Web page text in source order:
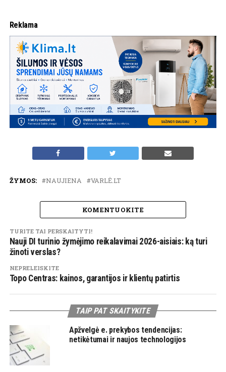
Reklama
ŽYMOS: NAUJIENA VARLĖ.LT
KOMENTUOKITE
TURITE TAI PERSKAITYTI!
Nauji DI turinio žymėjimo reikalavimai 2026-aisiais: ką turi
žinoti verslas?
NEPRELEISKITE
Topo Centras: kainos, garantijos ir klientų patirtis
TAIP PAT SKAITYKITE
Apžvelgė e. prekybos tendencijas:
netikėtumai ir naujos technologijos